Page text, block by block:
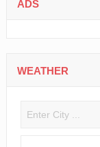
ADS
WEATHER